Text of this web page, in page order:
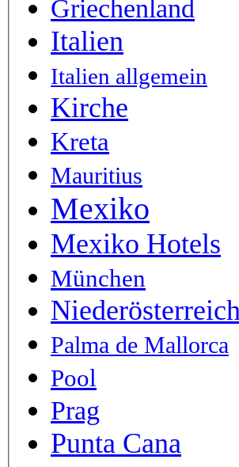
Griechenland
Italien
Italien allgemein
Kirche
Kreta
Mauritius
Mexiko
Mexiko Hotels
München
Palma de Mallorca
Pool
Prag
Punta Cana